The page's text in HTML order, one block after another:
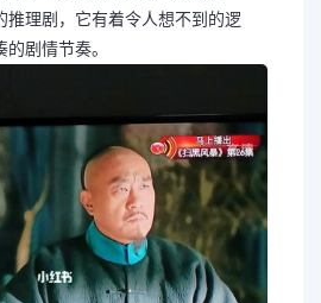
推理剧，它有着令人想不到的逻
剧情节奏。